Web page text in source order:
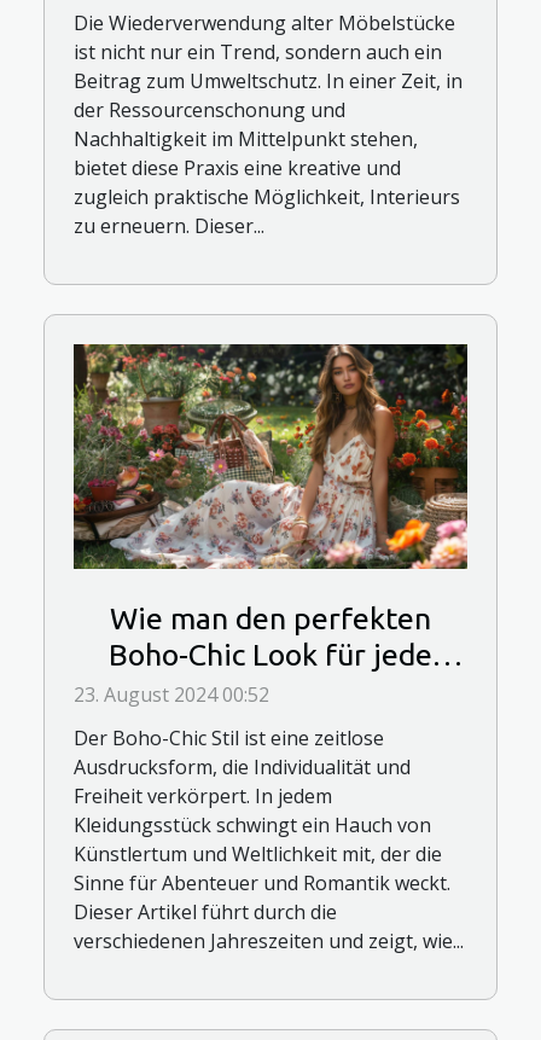
Die Wiederverwendung alter Möbelstücke
ist nicht nur ein Trend, sondern auch ein
Beitrag zum Umweltschutz. In einer Zeit, in
der Ressourcenschonung und
Nachhaltigkeit im Mittelpunkt stehen,
bietet diese Praxis eine kreative und
zugleich praktische Möglichkeit, Interieurs
zu erneuern. Dieser...
Wie man den perfekten
Boho-Chic Look für jede
Jahreszeit kreiert
23. August 2024 00:52
Der Boho-Chic Stil ist eine zeitlose
Ausdrucksform, die Individualität und
Freiheit verkörpert. In jedem
Kleidungsstück schwingt ein Hauch von
Künstlertum und Weltlichkeit mit, der die
Sinne für Abenteuer und Romantik weckt.
Dieser Artikel führt durch die
verschiedenen Jahreszeiten und zeigt, wie...